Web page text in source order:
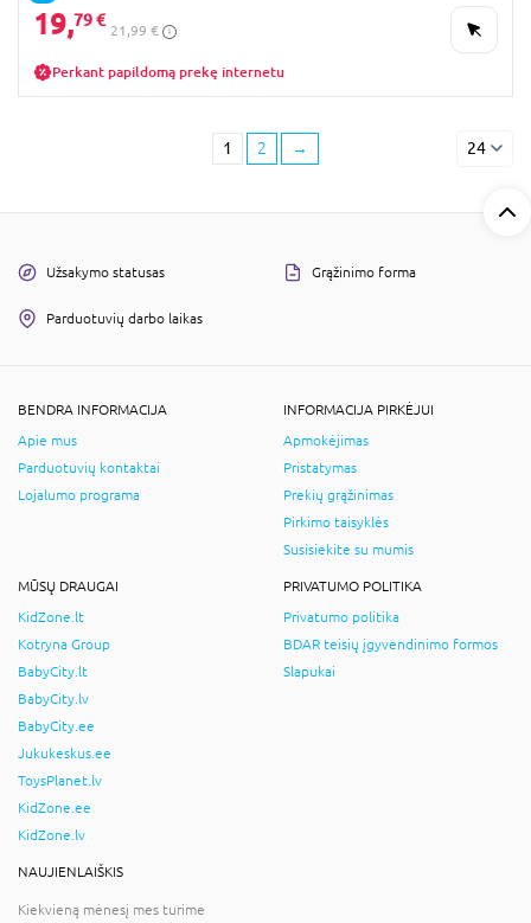
19,79 €
21,99 €
Perkant papildomą prekę internetu
1 2 → 24
Užsakymo statusas Grąžinimo forma
Parduotuvių darbo laikas
BENDRA INFORMACIJA
Apie mus
Parduotuvių kontaktai
Lojalumo programa
INFORMACIJA PIRKĖJUI
Apmokėjimas
Pristatymas
Prekių grąžinimas
Pirkimo taisyklės
Susisiekite su mumis
MŪSŲ DRAUGAI
KidZone.lt
Kotryna Group
BabyCity.lt
BabyCity.lv
BabyCity.ee
Jukukeskus.ee
ToysPlanet.lv
KidZone.ee
KidZone.lv
PRIVATUMO POLITIKA
Privatumo politika
BDAR teisių įgyvendinimo formos
Slapukai
NAUJIENLAIŠKIS
Kiekvieną mėnesį mes turime